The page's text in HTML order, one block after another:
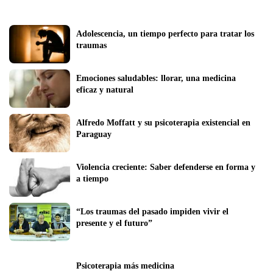
Adolescencia, un tiempo perfecto para tratar los
traumas
Emociones saludables: llorar, una medicina
eficaz y natural
Alfredo Moffatt y su psicoterapia existencial en
Violencia creciente: Saber defenderse en forma y
a tiempo
“Los traumas del pasado impiden vivir el
presente y el futuro”
Psicoterapia más medicina